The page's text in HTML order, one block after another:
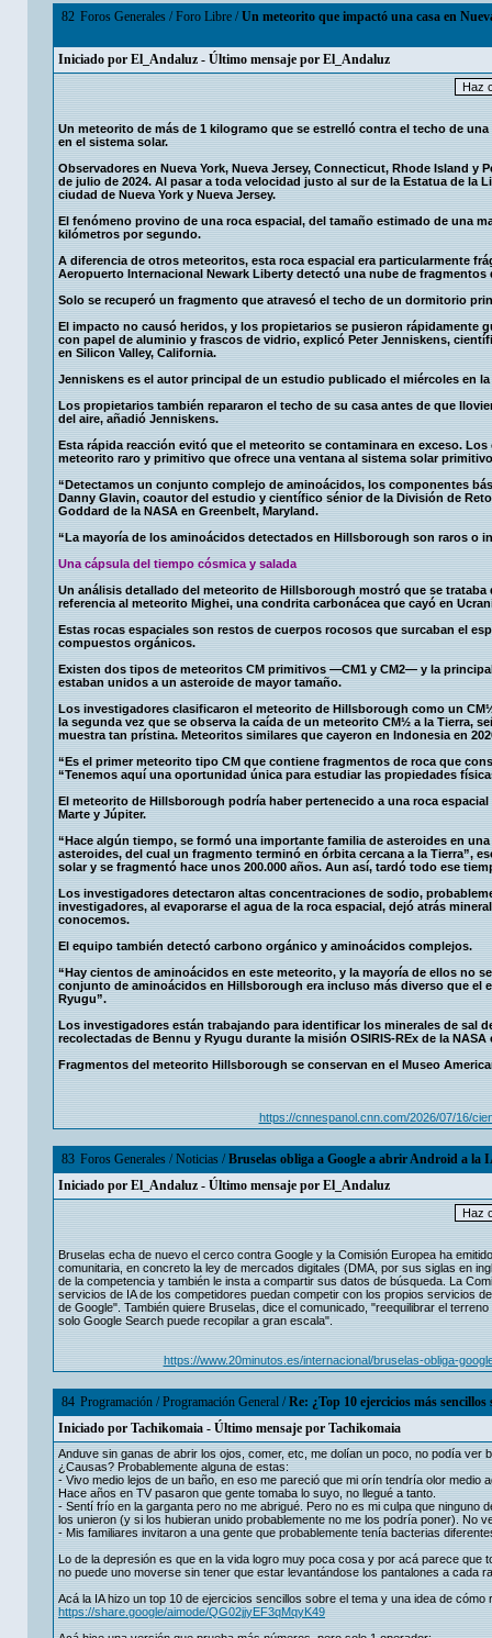
82 Foros Generales/Foro Libre/Un meteorito que impactó una casa en
Iniciado por El_Andaluz - Último mensaje por El_Andaluz
Un meteorito de más de 1 kilogramo que se estrelló contra el techo de
en el sistema solar.
Observadores en Nueva York, Nueva Jersey, Connecticut, Rhode Island
de julio de 2024. Al pasar a toda velocidad justo al sur de la Estatua de
ciudad de Nueva York y Nueva Jersey.
El fenómeno provino de una roca espacial, del tamaño estimado de una
kilómetros por segundo.
A diferencia de otros meteoritos, esta roca espacial era particularmente
Aeropuerto Internacional Newark Liberty detectó una nube de fragmentos
Solo se recuperó un fragmento que atravesó el techo de un dormitorio
El impacto no causó heridos, y los propietarios se pusieron rápidamente
con papel de aluminio y frascos de vidrio, explicó Peter Jenniskens,
en Silicon Valley, California.
Jenniskens es el autor principal de un estudio publicado el miércoles en
Los propietarios también repararon el techo de su casa antes de que
del aire, añadió Jenniskens.
Esta rápida reacción evitó que el meteorito se contaminara en exceso.
meteorito raro y primitivo que ofrece una ventana al sistema solar
“Detectamos un conjunto complejo de aminoácidos, los componentes
Danny Glavin, coautor del estudio y científico sénior de la División de
Goddard de la NASA en Greenbelt, Maryland.
“La mayoría de los aminoácidos detectados en Hillsborough son raros o
Una cápsula del tiempo cósmica y salada
Un análisis detallado del meteorito de Hillsborough mostró que se
referencia al meteorito Mighei, una condrita carbonácea que cayó en
Estas rocas espaciales son restos de cuerpos rocosos que surcaban el
compuestos orgánicos.
Existen dos tipos de meteoritos CM primitivos —CM1 y CM2— y la
estaban unidos a un asteroide de mayor tamaño.
Los investigadores clasificaron el meteorito de Hillsborough como un
la segunda vez que se observa la caída de un meteorito CM½ a la Tierra,
muestra tan prístina. Meteoritos similares que cayeron en Indonesia en
“Es el primer meteorito tipo CM que contiene fragmentos de roca que
“Tenemos aquí una oportunidad única para estudiar las propiedades
El meteorito de Hillsborough podría haber pertenecido a una roca
Marte y Júpiter.
“Hace algún tiempo, se formó una importante familia de asteroides en
asteroides, del cual un fragmento terminó en órbita cercana a la Tierra”,
solar y se fragmentó hace unos 200.000 años. Aun así, tardó todo ese
Los investigadores detectaron altas concentraciones de sodio,
investigadores, al evaporarse el agua de la roca espacial, dejó atrás
conocemos.
El equipo también detectó carbono orgánico y aminoácidos complejos.
“Hay cientos de aminoácidos en este meteorito, y la mayoría de ellos no
conjunto de aminoácidos en Hillsborough era incluso más diverso que
Ryugu”.
Los investigadores están trabajando para identificar los minerales de
recolectadas de Bennu y Ryugu durante la misión OSIRIS-REx de la
Fragmentos del meteorito Hillsborough se conservan en el Museo
https://cnnespanol.cnn.com/2026/07/16/
83 Foros Generales/Noticias/Bruselas obliga a Google a abrir Android a la
Iniciado por El_Andaluz - Último mensaje por El_Andaluz
Bruselas echa de nuevo el cerco contra Google y la Comisión Europea ha
comunitaria, en concreto la ley de mercados digitales (DMA, por sus siglas en
de la competencia y también le insta a compartir sus datos de búsqueda. La
servicios de IA de los competidores puedan competir con los propios servicios
de Google". También quiere Bruselas, dice el comunicado, "reequilibrar el
solo Google Search puede recopilar a gran escala".
https://www.20minutos.es/internacional/bruselas-obliga-
84 Programación/Programación General/Re: ¿Top 10 ejercicios más
Iniciado por Tachikomaia - Último mensaje por Tachikomaia
Anduve sin ganas de abrir los ojos, comer, etc, me dolían un poco, no podía ver
¿Causas? Probablemente alguna de estas:
- Vivo medio lejos de un baño, en eso me pareció que mi orín tendría olor
Hace años en TV pasaron que gente tomaba lo suyo, no llegué a tanto.
- Sentí frío en la garganta pero no me abrigué. Pero no es mi culpa que
los unieron (y si los hubieran unido probablemente no me los podría poner). No
- Mis familiares invitaron a una gente que probablemente tenía bacterias
Lo de la depresión es que en la vida logro muy poca cosa y por acá parece
no puede uno moverse sin tener que estar levantándose los pantalones a cada
Acá la IA hizo un top 10 de ejercicios sencillos sobre el tema y una idea de cómo
https://share.google/aimode/QG02jjyEF3qMqyK49